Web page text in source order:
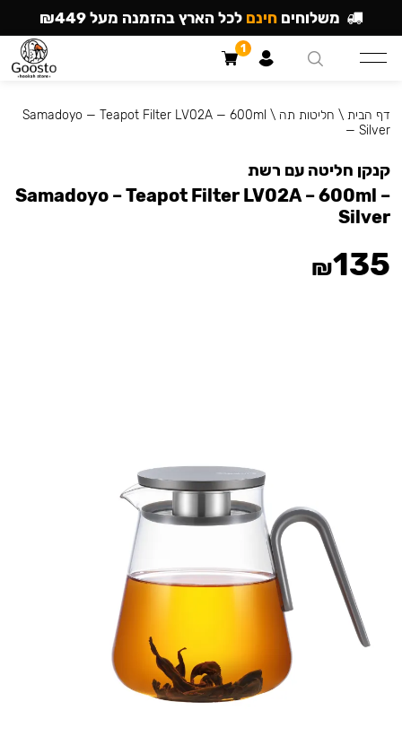
דף הבית \ חליטות תה \
Samadoyo — Teapot Filter LV02A — 600ml
— Silver
קנקן חליטה עם רשת
Samadoyo – Teapot Filter LV02A – 600ml –
Silver
₪135
משלוחים חינם לכל הארץ בהזמנה מעל ₪449
1